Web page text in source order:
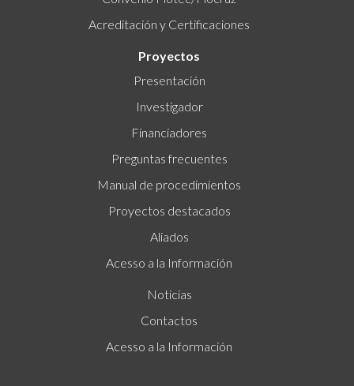
Acreditación y Certificaciones
Proyectos
Presentación
Investigador
Financiadores
Preguntas frecuentes
Manual de procedimientos
Proyectos destacados
Aliados
Acesso a la Información
Noticias
Contactos
Acesso a la Información